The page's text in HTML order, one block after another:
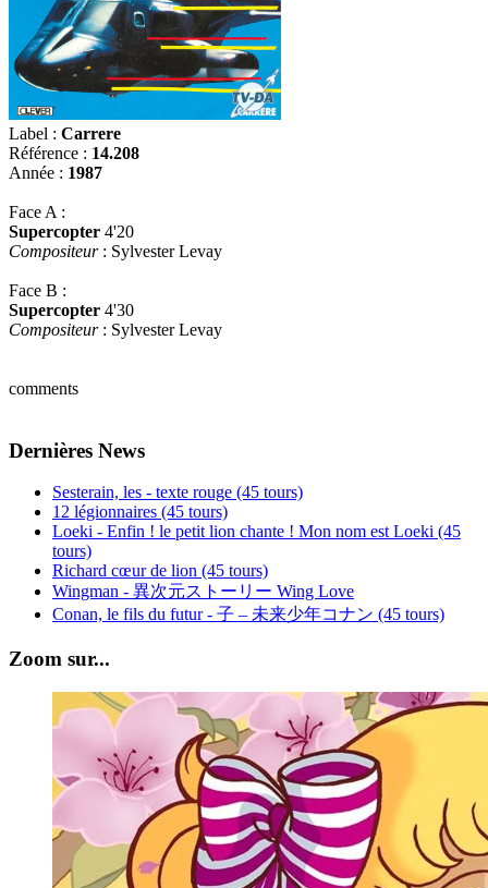
Label : Carrere
Référence : 14.208
Année : 1987
Face A :
Supercopter 4'20
Compositeur: Sylvester Levay
Face B :
Supercopter 4'30
Compositeur: Sylvester Levay
comments
Dernières News
Sesterain, les - texte rouge (45 tours)
12 légionnaires (45 tours)
Loeki - Enfin ! le petit lion chante ! Mon nom est Loeki (45
tours)
Richard cœur de lion (45 tours)
Wingman - 異次元ストーリー Wing Love
Conan, le fils du futur - 子 – 未来少年コナン (45 tours)
Zoom sur...